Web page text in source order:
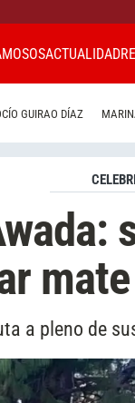
ACTUALIDAD
GUIRAO DÍAZ
a pleno de